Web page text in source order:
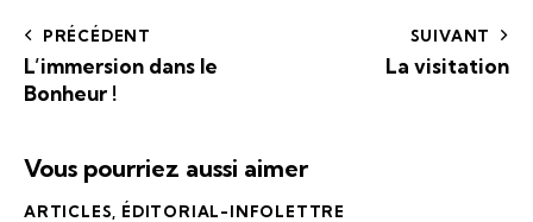
PRÉCÉDENT
L’immersion dans le
Bonheur !
SUIVANT
La visitation
Vous pourriez aussi aimer
ARTICLES ÉDITORIAL-INFOLETTRE